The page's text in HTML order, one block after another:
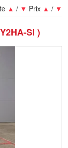
SI )
▲ / ▼ Prix ▲ / ▼